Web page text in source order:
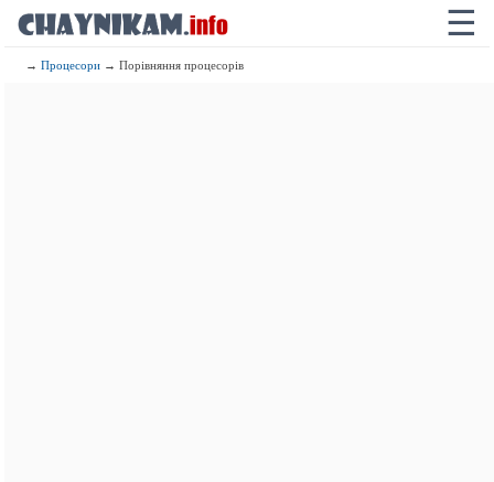
☰
→Процесори → Порівняння процесорів